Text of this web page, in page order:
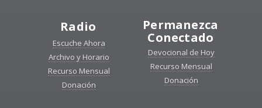
Radio
Escuche Ahora
Archivo y Horario
Recurso Mensual
Donación
Permanezca
Conectado
Devocional de Hoy
Recurso Mensual
Donación